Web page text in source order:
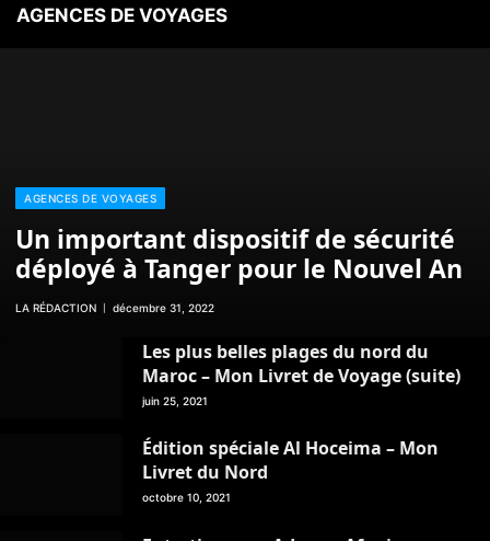
AGENCES DE VOYAGES
AGENCES DE VOYAGES
Un important dispositif de sécurité
déployé à Tanger pour le Nouvel An
LA RÉDACTION décembre 31, 2022
Les plus belles plages du nord du
Maroc – Mon Livret de Voyage (suite)
juin 25, 2021
Édition spéciale Al Hoceima – Mon
Livret du Nord
octobre 10, 2021